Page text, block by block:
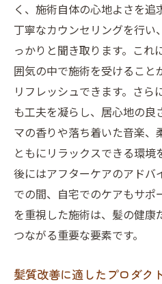
く、施術自体の心地よさを追
丁寧なカウンセリングを行い
っかりと聞き取ります。これ
囲気の中で施術を受けること
リフレッシュできます。さら
も工夫を凝らし、居心地の良
マの香りや落ち着いた音楽、
ともにリラックスできる環境
後にはアフターケアのアドバ
での間、自宅でのケアもサポ
を重視した施術は、髪の健康
つながる重要な要素です。
髪質改善に適したプロダク